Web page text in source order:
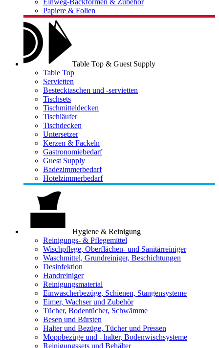
Einweg-Backformen & Zubehör
Papiere & Folien
Table Top & Guest Supply
Table Top
Servietten
Bestecktaschen und -servietten
Tischsets
Tischmitteldecken
Tischläufer
Tischdecken
Untersetzer
Kerzen & Fackeln
Gastronomiebedarf
Guest Supply
Badezimmerbedarf
Hotelzimmerbedarf
Hygiene & Reinigung
Reinigungs- & Pflegemittel
Wischpflege, Oberflächen- und Sanitärreiniger
Waschmittel, Grundreiniger, Beschichtungen
Desinfektion
Handreiniger
Reinigungsmaterial
Einwascherbezüge, Schienen, Stangensysteme
Eimer, Wachser und Zubehör
Tücher, Bodentücher, Schwämme
Besen und Bürsten
Halter und Bezüge, Tücher und Pressen
Moppbezüge und - halter, Bodenwischsysteme
Reinigungssets und Behälter